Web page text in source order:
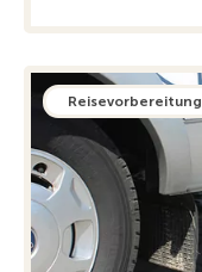
Reisevorbereitung